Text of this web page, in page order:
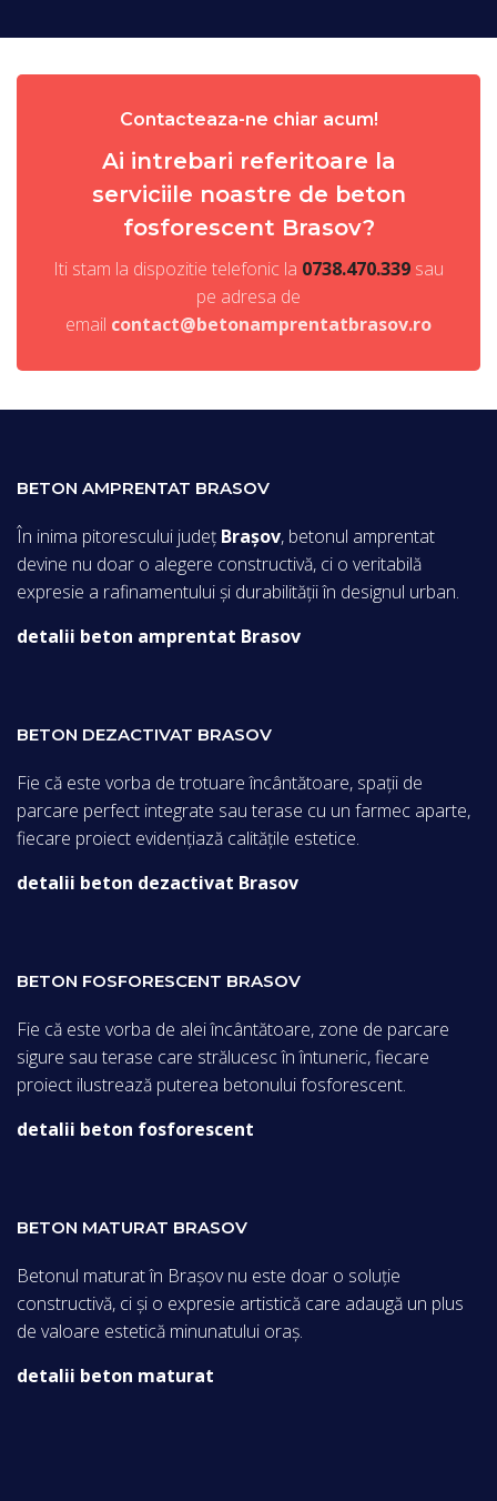
Contacteaza-ne chiar acum!
Ai intrebari referitoare la
serviciile noastre de beton
fosforescent Brasov?
Iti stam la dispozitie telefonic la 0738.470.339 sau
pe adresa de
email contact@betonamprentatbrasov.ro
BETON AMPRENTAT BRASOV
În inima pitorescului județ Brașov, betonul amprentat
devine nu doar o alegere constructivă, ci o veritabilă
expresie a rafinamentului și durabilității în designul urban.
detalii beton amprentat Brasov
BETON DEZACTIVAT BRASOV
Fie că este vorba de trotuare încântătoare, spații de
parcare perfect integrate sau terase cu un farmec aparte,
fiecare proiect evidențiază calitățile estetice.
detalii beton dezactivat Brasov
BETON FOSFORESCENT BRASOV
Fie că este vorba de alei încântătoare, zone de parcare
sigure sau terase care strălucesc în întuneric, fiecare
proiect ilustrează puterea betonului fosforescent.
detalii beton fosforescent
BETON MATURAT BRASOV
Betonul maturat în Brașov nu este doar o soluție
constructivă, ci și o expresie artistică care adaugă un plus
de valoare estetică minunatului oraș.
detalii beton maturat